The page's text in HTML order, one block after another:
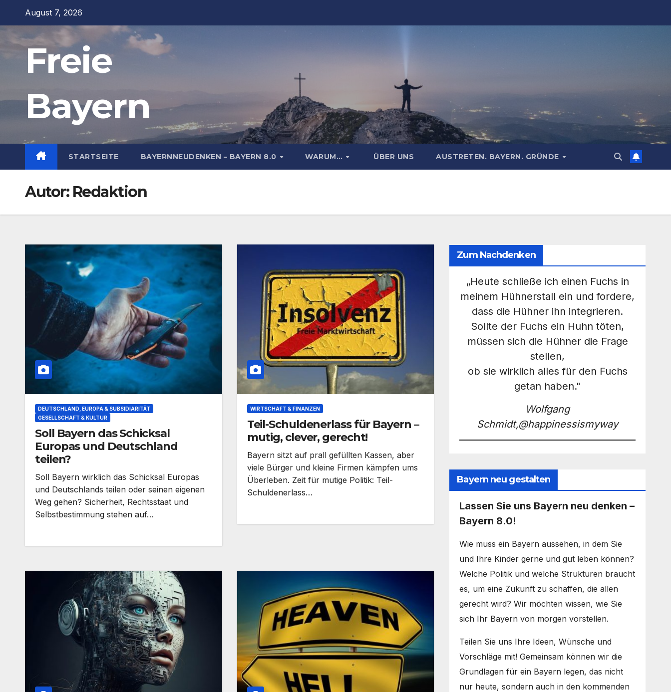
springen
August 7, 2026
Freie
Bayern
STARTSEITE BAYERNNEUDENKEN – BAYERN 8.0 WARUM… ÜBER UNS AUSTRETEN. BAYERN. GRÜNDE
Autor: Redaktion
DEUTSCHLAND, EUROPA & SUBSIDIARITÄT
GESELLSCHAFT & KULTUR
Soll Bayern das Schicksal
Europas und Deutschland
teilen?
Soll Bayern wirklich das Schicksal Europas
und Deutschlands teilen oder seinen eigenen
Weg gehen? Sicherheit, Rechtsstaat und
Selbstbestimmung stehen auf…
WIRTSCHAFT & FINANZEN
Teil-Schuldenerlass für Bayern –
mutig, clever, gerecht!
Bayern sitzt auf prall gefüllten Kassen, aber
viele Bürger und kleine Firmen kämpfen ums
Überleben. Zeit für mutige Politik: Teil-
Schuldenerlass…
Zum Nachdenken
„Heute schließe ich einen Fuchs in
meinem Hühnerstall ein und fordere,
dass die Hühner ihn integrieren.
Sollte der Fuchs ein Huhn töten,
müssen sich die Hühner die Frage
stellen,
ob sie wirklich alles für den Fuchs
getan haben."
Wolfgang
Schmidt,@happinessismyway
Bayern neu gestalten
Lassen Sie uns Bayern neu denken –
Bayern 8.0!
Wie muss ein Bayern aussehen, in dem Sie
und Ihre Kinder gerne und gut leben können?
Welche Politik und welche Strukturen braucht
es, um eine Zukunft zu schaffen, die allen
gerecht wird? Wir möchten wissen, wie Sie
sich Ihr Bayern von morgen vorstellen.
Teilen Sie uns Ihre Ideen, Wünsche und
Vorschläge mit! Gemeinsam können wir die
Grundlagen für ein Bayern legen, das nicht
nur heute, sondern auch in den kommenden